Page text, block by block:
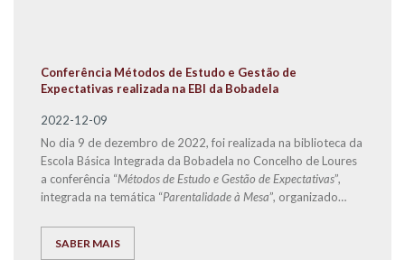
Conferência Métodos de Estudo e Gestão de
Expectativas realizada na EBI da Bobadela
2022-12-09
No dia 9 de dezembro de 2022, foi realizada na biblioteca da
Escola Básica Integrada da Bobadela no Concelho de Loures
a conferência “Métodos de Estudo e Gestão de Expectativas”,
integrada na temática “Parentalidade à Mesa”, organizado
daEXPLICOLÂNDIA
SABER MAIS